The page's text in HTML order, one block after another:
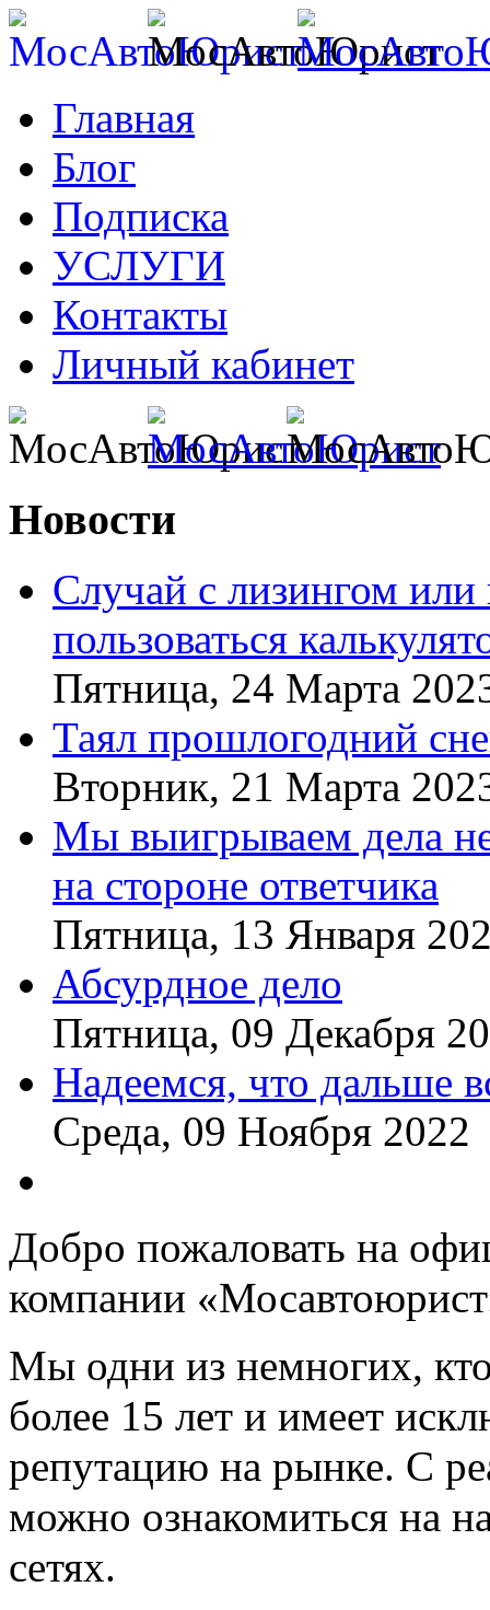
Главная
Блог
Подписка
УСЛУГИ
Контакты
Личный кабинет
Новости
Случай с лизингом
пользоваться
Пятница, 24 Марта
Таял прошлогодний
Вторник, 21 Марта
Мы выигрываем дела
на стороне ответчика
Пятница, 13 Января
Абсурдное дело
Пятница, 09 Декабря
Надеемся, что дальше
Среда, 09 Ноября 2022
Добро пожаловать на
компании
Мы одни из немногих, кто
более 15 лет и имеет
репутацию на рынке. С
можно ознакомиться на
сетях.